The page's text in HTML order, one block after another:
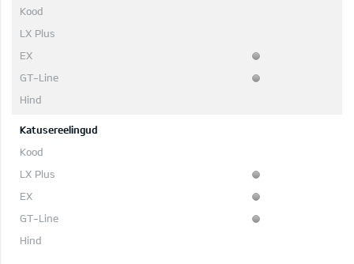
Katusereelingud